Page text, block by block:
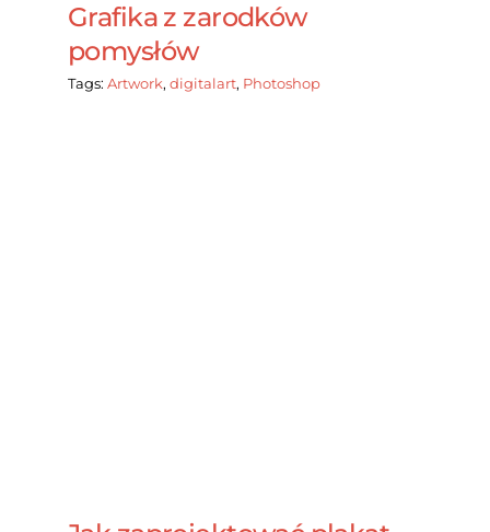
Grafika z zarodków
pomysłów
Tags: Artwork, digitalart, Photoshop